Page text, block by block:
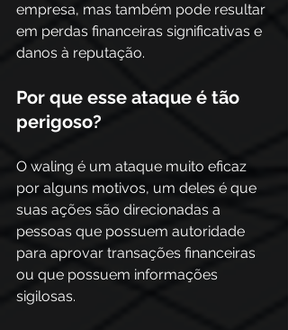
empresa, mas também pode resultar
em perdas financeiras significativas e
danos à reputação.
Por que esse ataque é tão
perigoso?
O waling é um ataque muito eficaz
por alguns motivos, um deles é que
suas ações são direcionadas a
pessoas que possuem autoridade
para aprovar transações financeiras
ou que possuem informações
sigilosas.